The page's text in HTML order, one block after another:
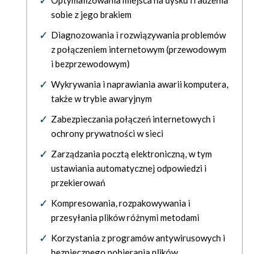
sobie z jego brakiem
Diagnozowania i rozwiązywania problemów
z połączeniem internetowym (przewodowym
i bezprzewodowym)
Wykrywania i naprawiania awarii komputera,
także w trybie awaryjnym
Zabezpieczania połączeń internetowych i
ochrony prywatności w sieci
Zarządzania pocztą elektroniczną, w tym
ustawiania automatycznej odpowiedzi i
przekierowań
Kompresowania, rozpakowywania i
przesyłania plików różnymi metodami
Korzystania z programów antywirusowych i